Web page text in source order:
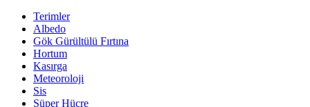
Terimler
Albedo
Gök Gürültülü Fırtına
Hortum
Kasırga
Meteoroloji
Sis
Süper Hücre